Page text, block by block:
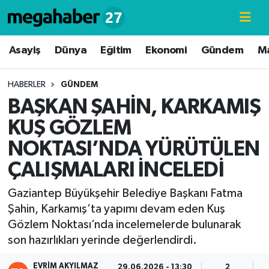
Asayiş Dünya Eğitim Ekonomi Gündem
HABERLER GÜNDEM
BAŞKAN ŞAHİN, KARKAMIŞ
KUŞ GÖZLEM
NOKTASI’NDA YÜRÜTÜLEN
ÇALIŞMALARI İNCELEDİ
Gaziantep Büyükşehir Belediye Başkanı Fatma
Şahin, Karkamış’ta yapımı devam eden Kuş
Gözlem Noktası’nda incelemelerde bulunarak
son hazırlıkları yerinde değerlendirdi.
EVRIM AKYILMAZ
Hava Durumu
Süper Lig Puan Durumu ve Fikstür
Tüm Manşetler
Son Dakika Haberleri
Haber Arşivi